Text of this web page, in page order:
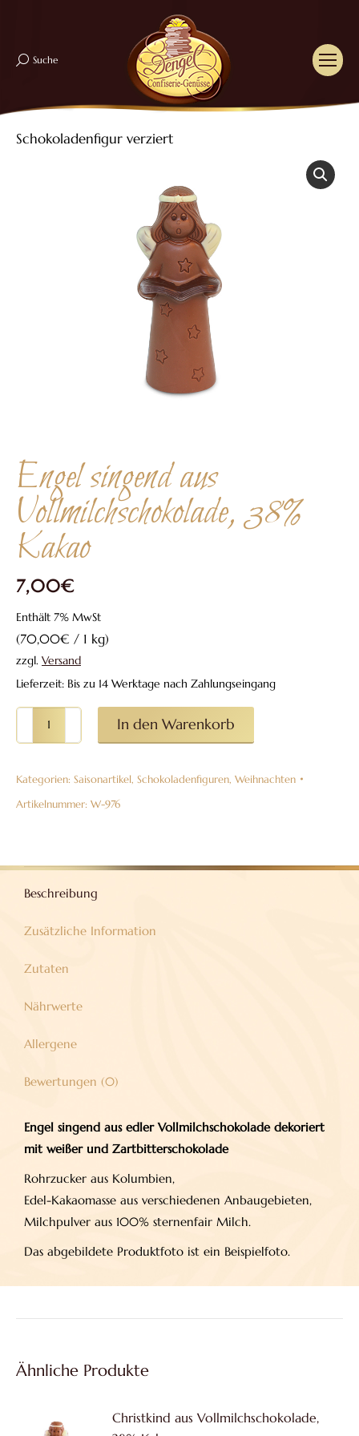
Search:
Suche
Engel singend aus
Vollmilchschokolade, 38%
Kakao
7,00€
Enthält 7% MwSt
(70,00€ / 1 kg)
zzgl. Versand
Lieferzeit: Bis zu 14 Werktage nach Zahlungseingang
Schokoladenfigur verziert
singend
Vollmilchschokolade,
38%
In den Warenkorb
Kategorien: Saisonartikel, Schokoladenfiguren, Weihnachten
Artikelnummer: W-976
Beschreibung
Zusätzliche Information
Zutaten
Nährwerte
Allergene
Bewertungen (0)
Engel singend aus edler Vollmilchschokolade dekoriert
mit weißer und Zartbitterschokolade
Rohrzucker aus Kolumbien,
Edel-Kakaomasse aus verschiedenen Anbaugebieten,
Milchpulver aus 100% sternenfair Milch.
Das abgebildete Produktfoto ist ein Beispielfoto.
Ähnliche Produkte
Christkind aus Vollmilchschokolade,